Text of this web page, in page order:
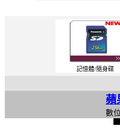
記憶體/隨身碟
蘋
數